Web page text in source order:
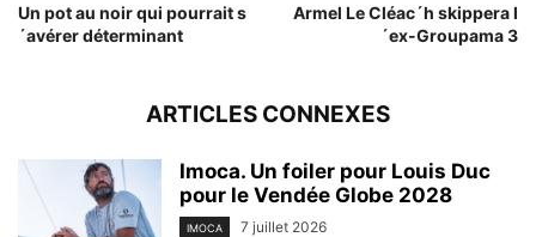
Un pot au noir qui pourrait s
´avérer déterminant
Armel Le Cléac´h skippera l
´ex-Groupama 3
ARTICLES CONNEXES
Imoca. Un foiler pour Louis Duc
pour le Vendée Globe 2028
IMOCA 7 juillet 2026